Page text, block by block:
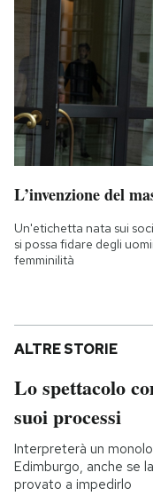
L’invenzione del
Un'etichetta nata sui
si possa fidare degli
femminilità
ALTRE STORIE
Lo spettacolo
suoi processi
Interpreterà un
Edimburgo, anche se
provato a impedirlo